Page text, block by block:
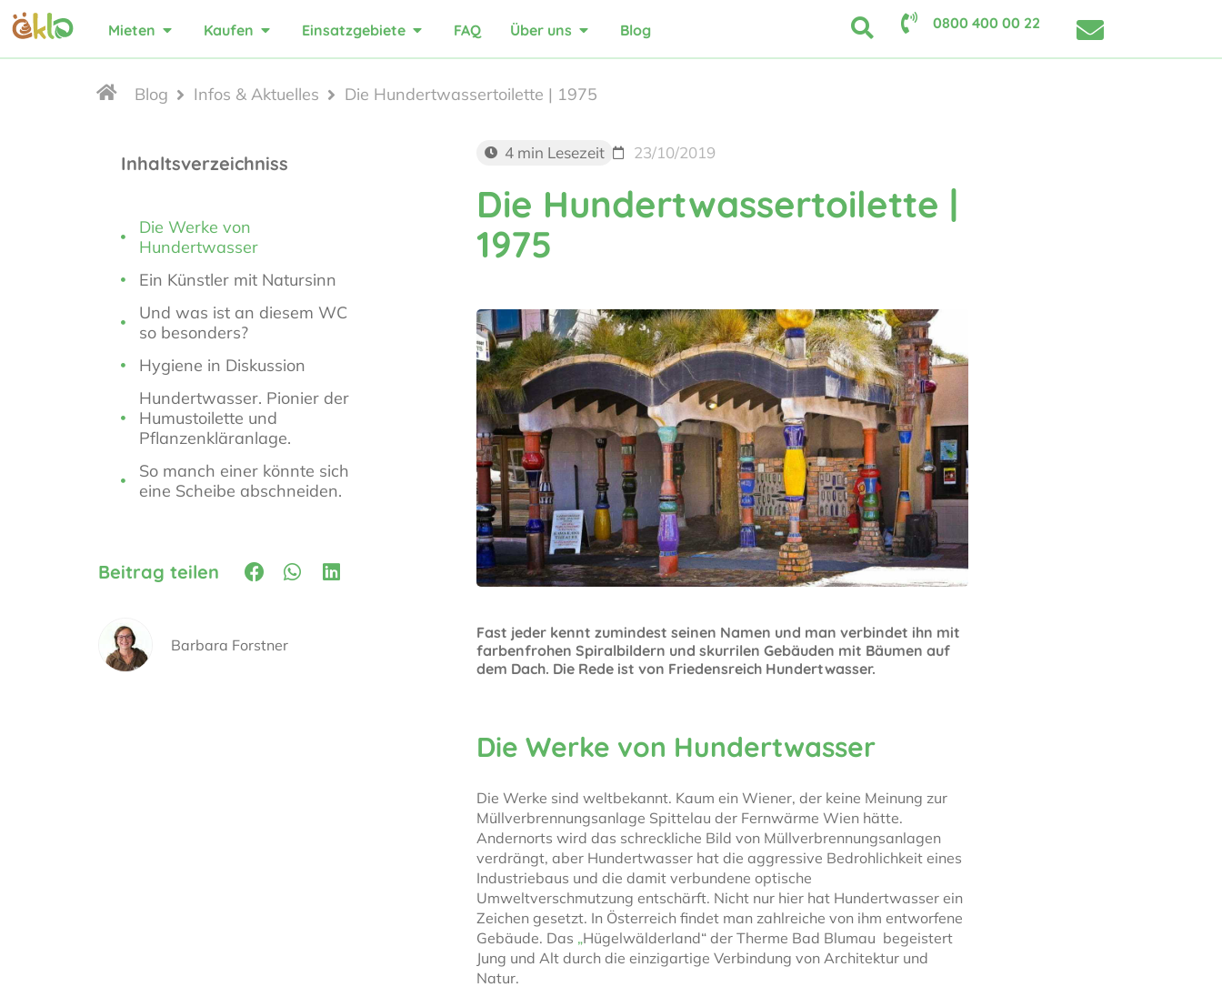
Mieten Kaufen Einsatzgebiete FAQ Über uns Blog 0800 400 00 22
Blog Infos & Aktuelles Die Hundertwassertoilette | 1975
Inhaltsverzeichniss
Die Werke von
Hundertwasser
Ein Künstler mit Natursinn
Und was ist an diesem WC
so besonders?
Hygiene in Diskussion
Hundertwasser. Pionier der
Humustoilette und
Pflanzenkläranlage.
So manch einer könnte sich
eine Scheibe abschneiden.
Beitrag teilen
Barbara Forstner
4 min Lesezeit 23/10/2019
Die Hundertwassertoilette |
1975
Fast jeder kennt zumindest seinen Namen und man verbindet ihn mit
farbenfrohen Spiralbildern und skurrilen Gebäuden mit Bäumen auf
dem Dach. Die Rede ist von Friedensreich Hundertwasser.
Die Werke von Hundertwasser
Die Werke sind weltbekannt. Kaum ein Wiener, der keine Meinung zur
Müllverbrennungsanlage Spittelau der Fernwärme Wien hätte.
Andernorts wird das schreckliche Bild von Müllverbrennungsanlagen
verdrängt, aber Hundertwasser hat die aggressive Bedrohlichkeit eines
Industriebaus und die damit verbundene optische
Umweltverschmutzung entschärft. Nicht nur hier hat Hundertwasser ein
Zeichen gesetzt. In Österreich findet man zahlreiche von ihm entworfene
Gebäude. Das „Hügelwälderland“ der Therme Bad Blumau begeistert
Jung und Alt durch die einzigartige Verbindung von Architektur und
Natur.